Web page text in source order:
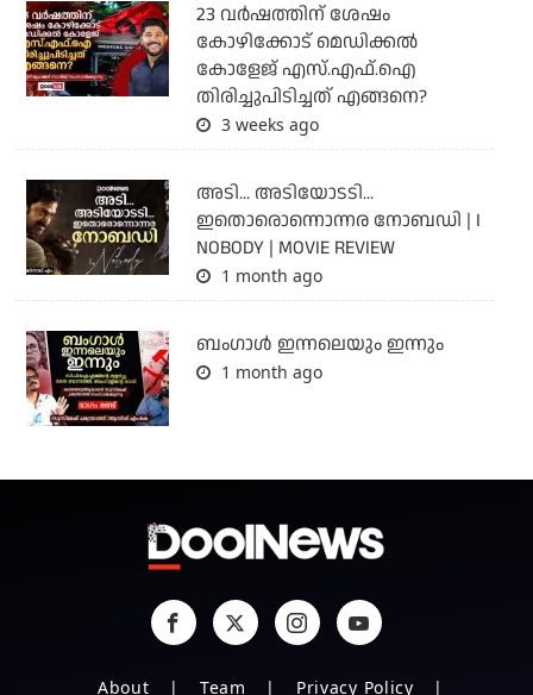
23 വർഷത്തിന് ശേഷം
കോഴിക്കോട് മെഡിക്കൽ
കോളേജ് എസ്.എഫ്.ഐ
തിരിച്ചുപിടിച്ചത് എങ്ങനെ?
3 weeks ago
അടി... അടിയോടടി...
ഇതൊരൊന്നൊന്നര നോബഡി | I
NOBODY | MOVIE REVIEW
1 month ago
ബംഗാള്‍ ഇന്നലെയും ഇന്നും
1 month ago
About Team Privacy Policy